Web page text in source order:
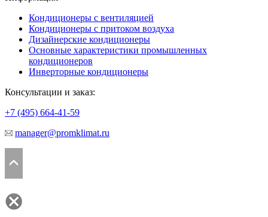
Кондиционеры с вентиляцией
Кондиционеры с притоком воздуха
Дизайнерские кондиционеры
Основные характеристики промышленных
кондиционеров
Инверторные кондиционеры
Консультации и заказ:
+7 (495) 664-41-59
manager@promklimat.ru